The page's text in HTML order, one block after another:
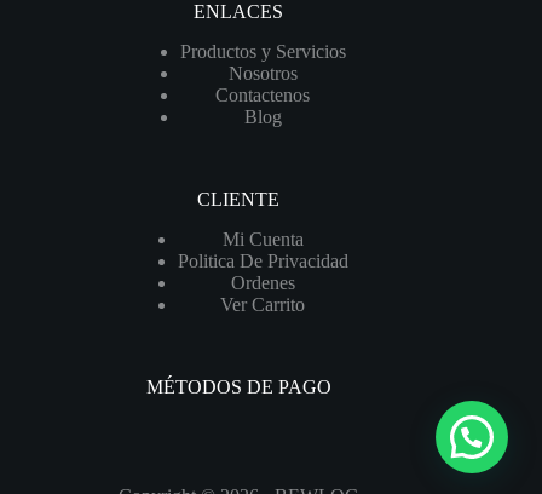
ENLACES
Productos y Servicios
Nosotros
Contactenos
Blog
CLIENTE
Mi Cuenta
Politica De Privacidad
Ordenes
Ver Carrito
MÉTODOS DE PAGO